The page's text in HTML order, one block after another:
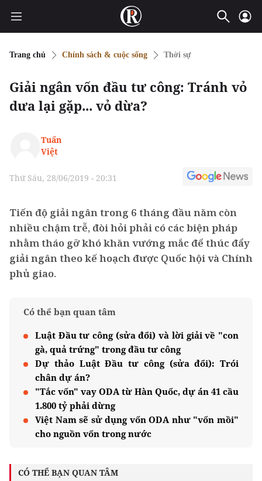
Trang chủ Chính sách & cuộc sống Thời sự
Giải ngân vốn đầu tư công: Tránh vỏ
dưa lại gặp... vỏ dừa?
Tuấn
Việt
Thứ Sáu, 28/06/2019 - 20:31
Tiến độ giải ngân trong 6 tháng đầu năm còn
nhiều chậm trễ, đòi hỏi phải có các biện pháp
nhằm tháo gỡ khó khăn vướng mắc để thúc đẩy
giải ngân theo kế hoạch được Quốc hội và Chính
phủ giao.
Có thể bạn quan tâm
Luật Đầu tư công (sửa đổi) và lời giải về "con
gà, quả trứng" trong đầu tư công
Dự thảo Luật Đầu tư công (sửa đổi): Trói
chân dự án?
"Tắc vốn" vay ODA từ Hàn Quốc, dự án 41 cầu
1.800 tỷ phải dừng
Việt Nam sẽ sử dụng vốn ODA như "vốn mồi"
cho nguồn vốn trong nước
CÓ THỂ BẠN QUAN TÂM